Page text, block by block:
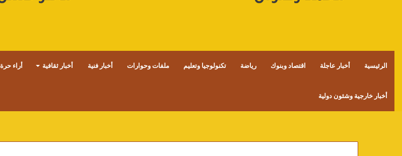
الرئيسية أخبار عاجلة اقتصاد وبنوك رياضة تكنولوجيا وتعليم ملفات وحوارات أخبار فنية أخبار ثقافية أراء حرة
أخبار خارجية وشئون دولية